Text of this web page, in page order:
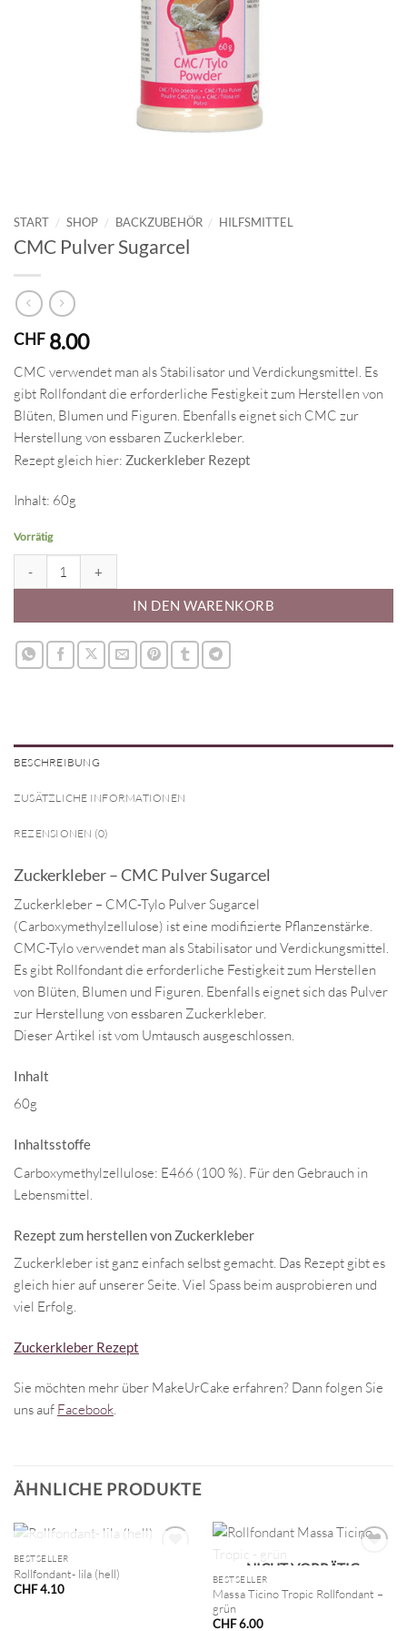
START / SHOP / BACKZUBEHÖR / HILFSMITTEL
CMC Pulver Sugarcel
CHF 8.00
CMC verwendet man als Stabilisator und Verdickungsmittel. Es
gibt Rollfondant die erforderliche Festigkeit zum Herstellen von
Blüten, Blumen und Figuren. Ebenfalls eignet sich CMC zur
Herstellung von essbaren Zuckerkleber.
Rezept gleich hier: Zuckerkleber Rezept
Inhalt: 60g
Vorrätig
IN DEN WARENKORB
BESCHREIBUNG
ZUSÄTZLICHE INFORMATIONEN
REZENSIONEN (0)
Zuckerkleber – CMC Pulver Sugarcel
Zuckerkleber – CMC-Tylo Pulver Sugarcel
(Carboxymethylzellulose) ist eine modifizierte Pflanzenstärke.
CMC-Tylo verwendet man als Stabilisator und Verdickungsmittel.
Es gibt Rollfondant die erforderliche Festigkeit zum Herstellen
von Blüten, Blumen und Figuren. Ebenfalls eignet sich das Pulver
zur Herstellung von essbaren Zuckerkleber.
Dieser Artikel ist vom Umtausch ausgeschlossen.
Inhalt
60g
Inhaltsstoffe
Carboxymethylzellulose: E466 (100 %). Für den Gebrauch in
Lebensmittel.
Rezept zum herstellen von Zuckerkleber
Zuckerkleber ist ganz einfach selbst gemacht. Das Rezept gibt es
gleich hier auf unserer Seite. Viel Spass beim ausprobieren und
viel Erfolg.
Zuckerkleber Rezept
Sie möchten mehr über MakeUrCake erfahren? Dann folgen Sie
uns auf Facebook
ÄHNLICHE PRODUKTE
NICHT VORRÄTIG
BESTSELLER
Rollfondant- lila (hell)
CHF4.10
NICHT VORRÄTIG
BESTSELLER
Massa Ticino Tropic Rollfondant –
grün
CHF6.00